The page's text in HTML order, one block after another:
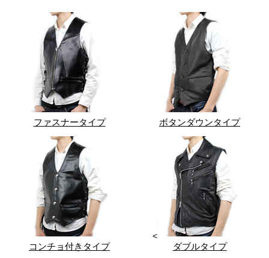
ファスナータイプ ボタンダウンタイプ
コンチョ付きタイプ
<
ダブルタイプ